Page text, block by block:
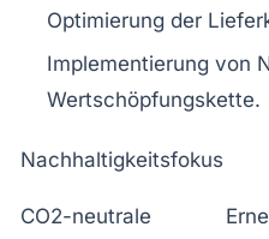
Optimierung der
Implementierung von
Wertschöpfungskette.
Nachhaltigkeitsfokus
CO2-neutrale